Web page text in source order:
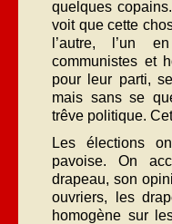
quelques
voit que cette
l’autre, l’un
communistes et
pour leur parti,
mais sans se
trêve politique.
Les élections
pavoise. On
drapeau, son
ouvriers, les
homogène sur